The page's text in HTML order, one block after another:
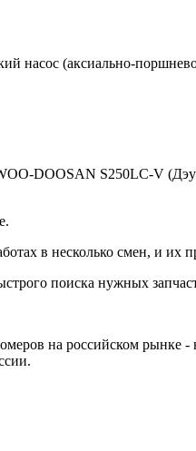
насос (аксиально-
DOOSAN S250LC-V
в несколько смен, и
поиска нужных
на российском рынке -